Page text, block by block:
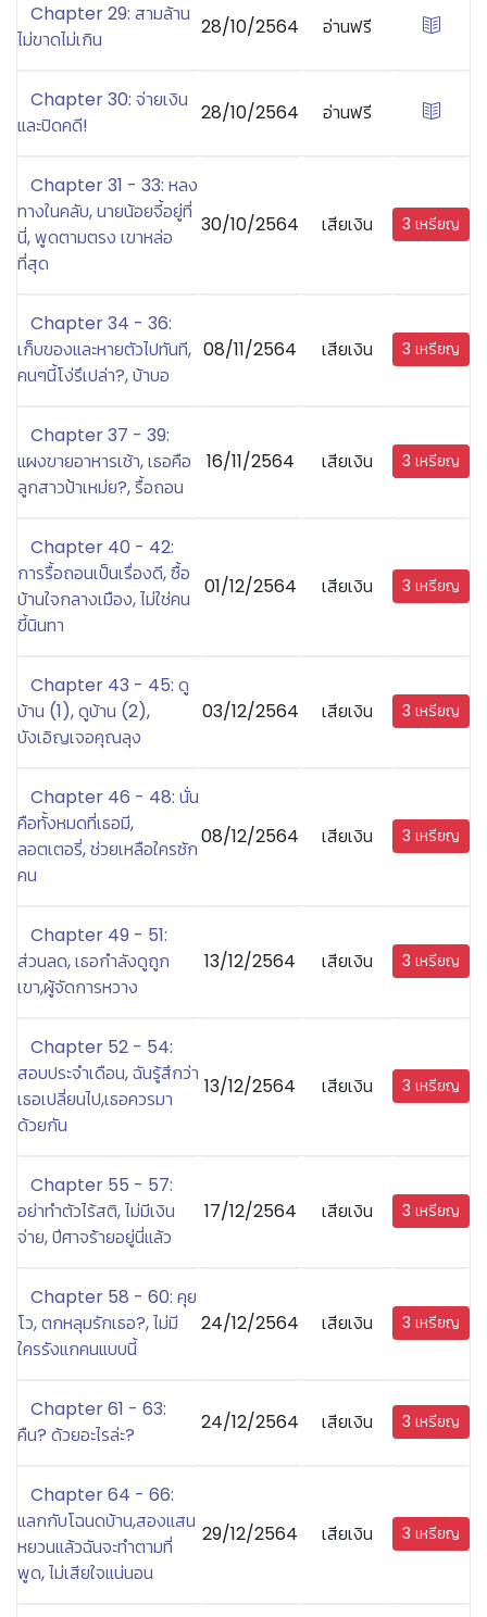
Chapter 29: สามล้าน
ไม่ขาดไม่เกิน
28/10/2564 อ่านฟรี
Chapter 30: จ่ายเงิน
และปิดคดี!
28/10/2564 อ่านฟรี
Chapter 31 - 33: หลง
ทางในคลับ, นายน้อยจี้อยู่ที่
นี่, พูดตามตรง เขาหล่อ
ที่สุด
30/10/2564 เสียเงิน 3 เหรียญ
Chapter 34 - 36:
เก็บของและหายตัวไปทันที,
คนๆนี้โง่รึเปล่า?, บ้าบอ
08/11/2564 เสียเงิน 3 เหรียญ
Chapter 37 - 39:
แผงขายอาหารเช้า, เธอคือ
ลูกสาวป้าเหม่ย?, รื้อถอน
16/11/2564 เสียเงิน 3 เหรียญ
Chapter 40 - 42:
การรื้อถอนเป็นเรื่องดี, ซื้อ
บ้านใจกลางเมือง, ไม่ใช่คน
ขี้นินทา
01/12/2564 เสียเงิน 3 เหรียญ
Chapter 43 - 45: ดู
บ้าน (1), ดูบ้าน (2),
บังเอิญเจอคุณลุง
03/12/2564 เสียเงิน 3 เหรียญ
Chapter 46 - 48: นั่น
คือทั้งหมดที่เธอมี,
ลอตเตอรี่, ช่วยเหลือใครซัก
คน
08/12/2564 เสียเงิน 3 เหรียญ
Chapter 49 - 51:
ส่วนลด, เธอกำลังดูถูก
เขา,ผู้จัดการหวาง
13/12/2564 เสียเงิน 3 เหรียญ
Chapter 52 - 54:
สอบประจำเดือน, ฉันรู้สึกว่า
เธอเปลี่ยนไป,เธอควรมา
ด้วยกัน
13/12/2564 เสียเงิน 3 เหรียญ
Chapter 55 - 57:
อย่าทำตัวไร้สติ, ไม่มีเงิน
จ่าย, ปีศาจร้ายอยู่นี่แล้ว
17/12/2564 เสียเงิน 3 เหรียญ
Chapter 58 - 60: คุย
โว, ตกหลุมรักเธอ?, ไม่มี
ใครรังแกคนแบบนี้
24/12/2564 เสียเงิน 3 เหรียญ
Chapter 61 - 63:
คืน? ด้วยอะไรล่ะ?
24/12/2564 เสียเงิน 3 เหรียญ
Chapter 64 - 66:
แลกกับโฉนดบ้าน,สองแสน
หยวนแล้วฉันจะทำตามที่
พูด, ไม่เสียใจแน่นอน
29/12/2564 เสียเงิน 3 เหรียญ